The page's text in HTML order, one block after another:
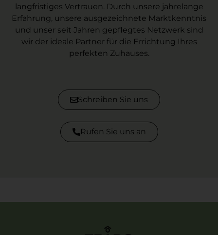
langfristiges Vertrauen. Durch unsere jahrelange
Erfahrung, unsere ausgezeichnete Marktkenntnis
und unser seit Jahren gepflegtes Netzwerk sind
wir der ideale Partner für die Errichtung Ihres
perfekten Zuhauses.
Schreiben Sie uns
Rufen Sie uns an